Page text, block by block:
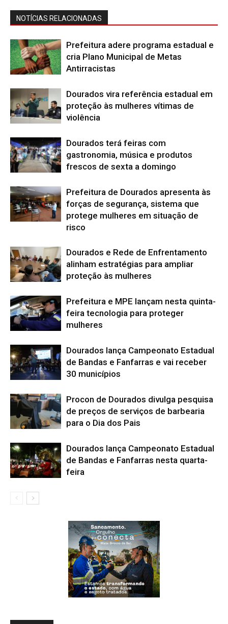
NOTÍCIAS RELACIONADAS
Prefeitura adere programa estadual e
cria Plano Municipal de Metas
Antirracistas
Dourados vira referência estadual em
proteção às mulheres vítimas de
violência
Dourados terá feiras com
gastronomia, música e produtos
frescos de sexta a domingo
Prefeitura de Dourados apresenta às
forças de segurança, sistema que
protege mulheres em situação de
risco
Dourados e Rede de Enfrentamento
alinham estratégias para ampliar
proteção às mulheres
Prefeitura e MPE lançam nesta quinta-
feira tecnologia para proteger
mulheres
Dourados lança Campeonato Estadual
de Bandas e Fanfarras e vai receber
30 municípios
Procon de Dourados divulga pesquisa
de preços de serviços de barbearia
para o Dia dos Pais
Dourados lança Campeonato Estadual
de Bandas e Fanfarras nesta quarta-
feira